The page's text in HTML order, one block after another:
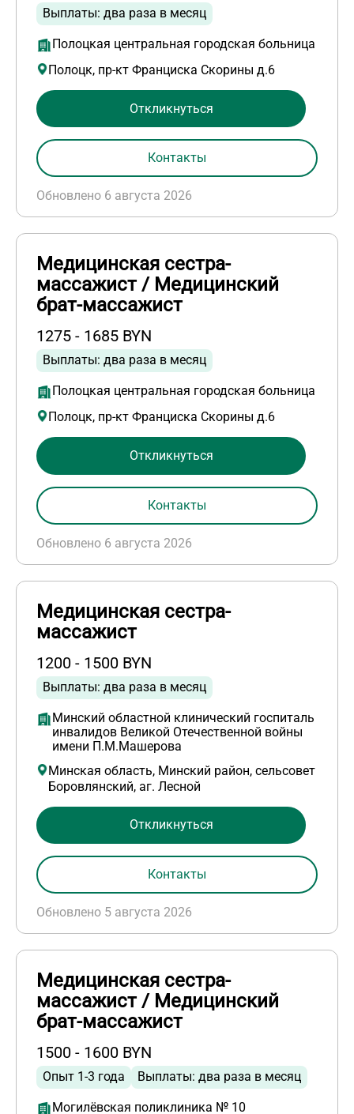
Выплаты: два раза в месяц
Полоцкая центральная городская больница
Полоцк, пр-кт Франциска Скорины д.6
Обновлено 6 августа 2026
Откликнуться
Контакты
Медицинская сестра-
массажист / Медицинский
брат-массажист
1275 - 1685 BYN
Выплаты: два раза в месяц
Полоцкая центральная городская больница
Полоцк, пр-кт Франциска Скорины д.6
Обновлено 6 августа 2026
Откликнуться
Контакты
Медицинская сестра-
массажист
1200 - 1500 BYN
Выплаты: два раза в месяц
Минский областной клинический госпиталь
инвалидов Великой Отечественной войны
имени П.М.Машерова
Минская область, Минский район, сельсовет
Боровлянский, аг. Лесной
Обновлено 5 августа 2026
Откликнуться
Контакты
Медицинская сестра-
массажист / Медицинский
брат-массажист
1500 - 1600 BYN
Опыт 1-3 года Выплаты: два раза в месяц
Могилёвская поликлиника № 10